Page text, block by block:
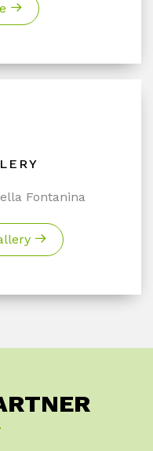
Fontanina